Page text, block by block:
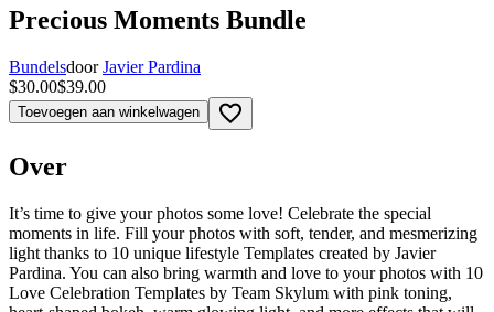
Precious Moments Bundle
Bundelsdoor Javier Pardina
$30.00$39.00
Toevoegen aan winkelwagen favorite_border
Over
It’s time to give your photos some love! Celebrate the special
moments in life. Fill your photos with soft, tender, and mesmerizing
light thanks to 10 unique lifestyle Templates created by Javier
Pardina. You can also bring warmth and love to your photos with 10
Love Celebration Templates by Team Skylum with pink toning,